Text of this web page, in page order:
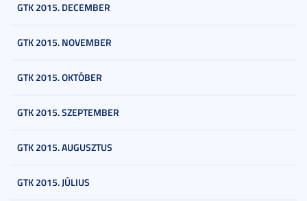
GTK 2015. DECEMBER
GTK 2015. NOVEMBER
GTK 2015. OKTÓBER
GTK 2015. SZEPTEMBER
GTK 2015. AUGUSZTUS
GTK 2015. JÚLIUS